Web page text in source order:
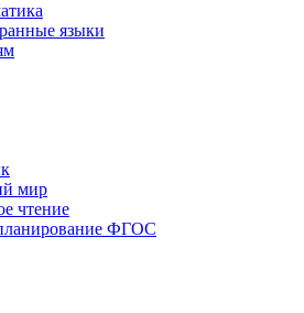
языки
мир
чтение
ФГОС